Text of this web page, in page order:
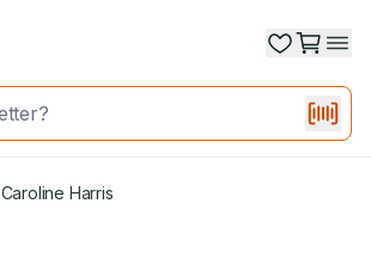
Caroline Harris